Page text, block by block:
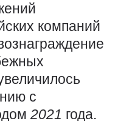
компаний
с
2021 года.